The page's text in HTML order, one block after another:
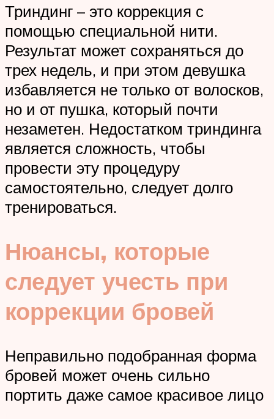
Триндинг – это коррекция с
помощью специальной нити.
Результат может сохраняться до
трех недель, и при этом девушка
избавляется не только от волосков,
но и от пушка, который почти
незаметен. Недостатком триндинга
является сложность, чтобы
провести эту процедуру
самостоятельно, следует долго
тренироваться.
Нюансы, которые
следует учесть при
коррекции бровей
Неправильно подобранная форма
бровей может очень сильно
портить даже самое красивое лицо